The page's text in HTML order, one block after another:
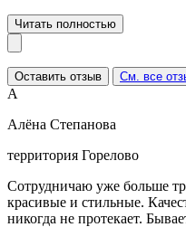
Читать полностью
Оставить отзыв См. все
А
Алёна Степанова
территория Горелово
Сотрудничаю уже больше
красивые и стильные.
никогда не протекает.